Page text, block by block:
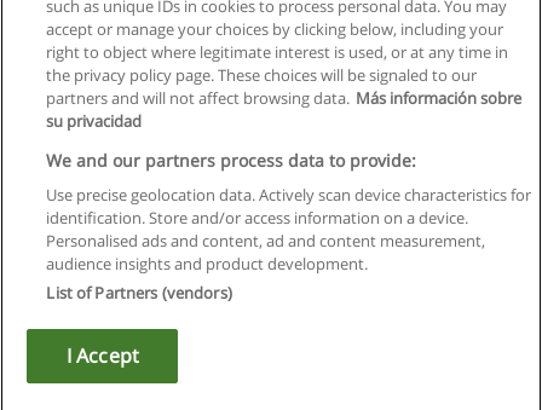
Regras de uso
Privacidade de dados
Copyright © Educaedu Business S.L. - CIF : B-95610580: -
such as unique IDs in cookies to process personal data. You may
accept or manage your choices by clicking below, including your
right to object where legitimate interest is used, or at any time in
the privacy policy page. These choices will be signaled to our
partners and will not affect browsing data. Más información sobre
su privacidad
We and our partners process data to provide:
Use precise geolocation data. Actively scan device characteristics for
identification. Store and/or access information on a device.
Personalised ads and content, ad and content measurement,
audience insights and product development.
List of Partners (vendors)
I Accept